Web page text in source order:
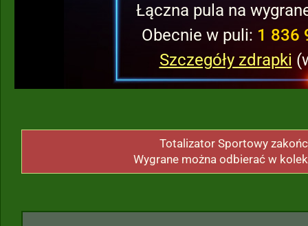
Łączna pula na
Obecnie w puli: 1 836
Szczegóły zdrapki
Totalizator Sportowy
Wygrane można odbierać w